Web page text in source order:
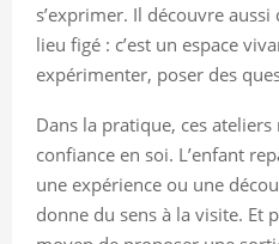
s’exprimer. Il découvre aussi
lieu figé : c’est un espace
expérimenter, poser des
Dans la pratique, ces
confiance en soi. L’enfant
une expérience ou une
donne du sens à la visite. Et